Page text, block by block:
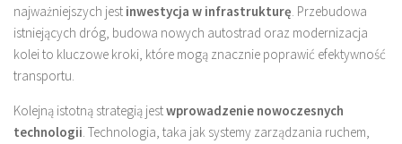
najważniejszych jest inwestycja w infrastrukturę. Przebudowa
istniejących dróg, budowa nowych autostrad oraz modernizacja
kolei to kluczowe kroki, które mogą znacznie poprawić efektywność
transportu.
Kolejną istotną strategią jestwprowadzenie nowoczesnych
technologii. Technologia, taka jak systemy zarządzania ruchem,